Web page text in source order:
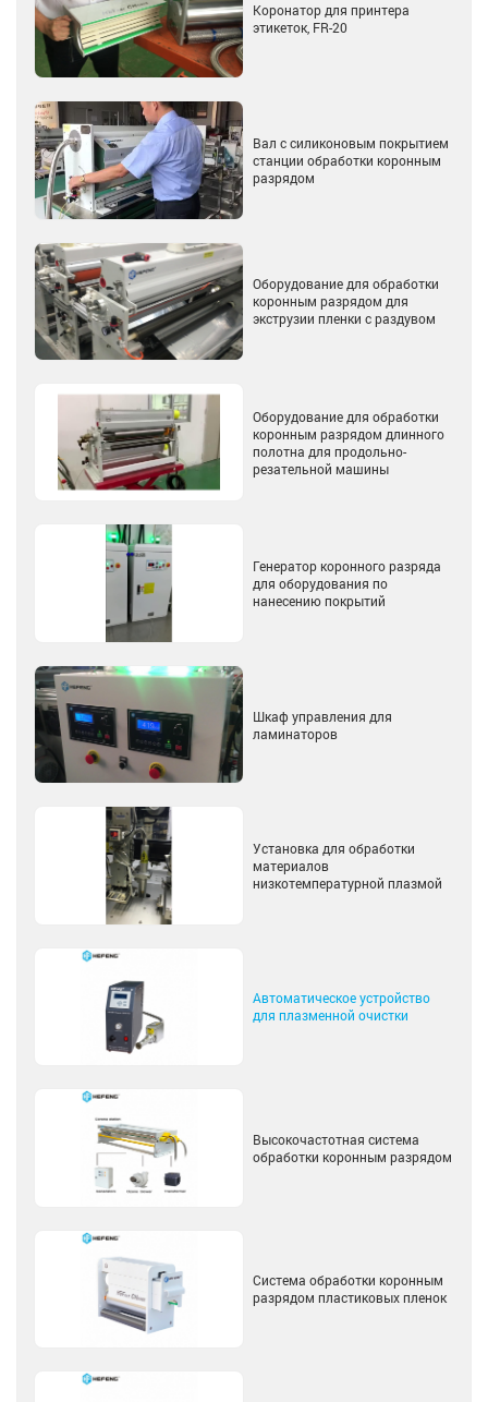
Коронатор для принтера
этикеток, FR-20
Вал с силиконовым покрытием
станции обработки коронным
разрядом
Оборудование для обработки
коронным разрядом для
экструзии пленки с раздувом
Оборудование для обработки
коронным разрядом длинного
полотна для продольно-
резательной машины
Генератор коронного разряда
для оборудования по
нанесению покрытий
Шкаф управления для
ламинаторов
Установка для обработки
материалов
низкотемпературной плазмой
Автоматическое устройство
для плазменной очистки
Высокочастотная система
обработки коронным разрядом
Система обработки коронным
разрядом пластиковых пленок